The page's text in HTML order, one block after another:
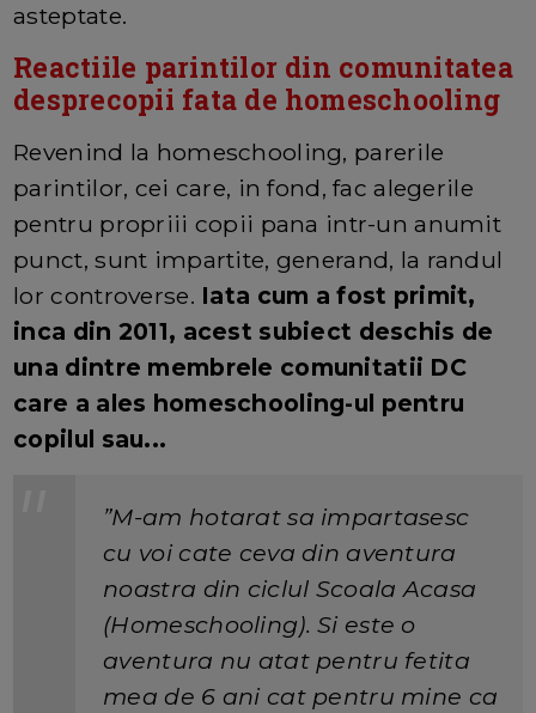
asteptate.
Reactiile parintilor din comunitatea
desprecopii fata de homeschooling
Revenind la homeschooling, parerile
parintilor, cei care, in fond, fac alegerile
pentru propriii copii pana intr-un anumit
punct, sunt impartite, generand, la randul
lor controverse. Iata cum a fost primit,
inca din 2011, acest subiect deschis de
una dintre membrele comunitatii DC
care a ales homeschooling-ul pentru
copilul sau...
”M-am hotarat sa impartasesc
cu voi cate ceva din aventura
noastra din ciclul Scoala Acasa
(Homeschooling). Si este o
aventura nu atat pentru fetita
mea de 6 ani cat pentru mine ca